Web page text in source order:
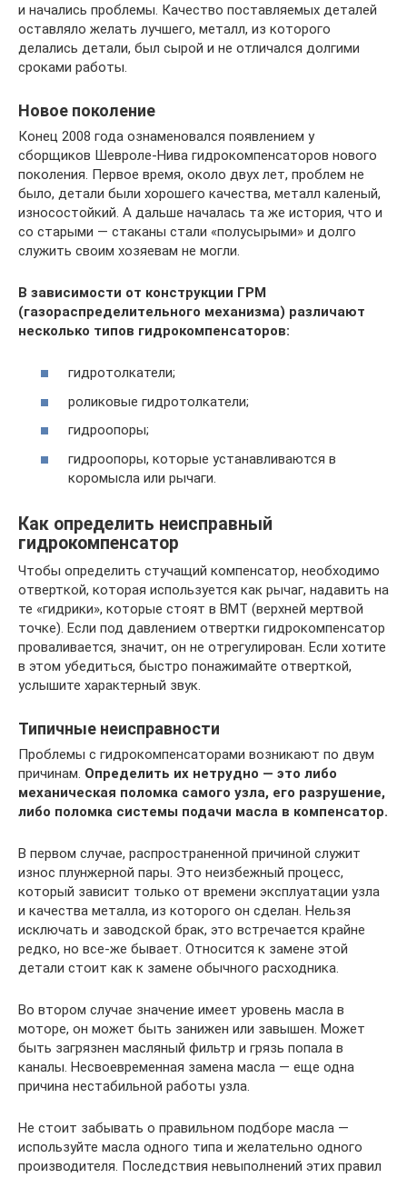
и начались проблемы. Качество поставляемых деталей
оставляло желать лучшего, металл, из которого
делались детали, был сырой и не отличался долгими
сроками работы.
Новое поколение
Конец 2008 года ознаменовался появлением у
сборщиков Шевроле-Нива гидрокомпенсаторов нового
поколения. Первое время, около двух лет, проблем не
было, детали были хорошего качества, металл каленый,
износостойкий. А дальше началась та же история, что и
со старыми — стаканы стали «полусырыми» и долго
служить своим хозяевам не могли.
В зависимости от конструкции ГРМ
(газораспределительного механизма) различают
несколько типов гидрокомпенсаторов:
гидротолкатели;
роликовые гидротолкатели;
гидроопоры;
гидроопоры, которые устанавливаются в
коромысла или рычаги.
Как определить неисправный
гидрокомпенсатор
Чтобы определить стучащий компенсатор, необходимо
отверткой, которая используется как рычаг, надавить на
те «гидрики», которые стоят в ВМТ (верхней мертвой
точке). Если под давлением отвертки гидрокомпенсатор
проваливается, значит, он не отрегулирован. Если хотите
в этом убедиться, быстро понажимайте отверткой,
услышите характерный звук.
Типичные неисправности
Проблемы с гидрокомпенсаторами возникают по двум
причинам. Определить их нетрудно — это либо
механическая поломка самого узла, его разрушение,
либо поломка системы подачи масла в компенсатор.
В первом случае, распространенной причиной служит
износ плунжерной пары. Это неизбежный процесс,
который зависит только от времени эксплуатации узла
и качества металла, из которого он сделан. Нельзя
исключать и заводской брак, это встречается крайне
редко, но все-же бывает. Относится к замене этой
детали стоит как к замене обычного расходника.
Во втором случае значение имеет уровень масла в
моторе, он может быть занижен или завышен. Может
быть загрязнен масляный фильтр и грязь попала в
каналы. Несвоевременная замена масла — еще одна
причина нестабильной работы узла.
Не стоит забывать о правильном подборе масла —
используйте масла одного типа и желательно одного
производителя. Последствия невыполнений этих правил